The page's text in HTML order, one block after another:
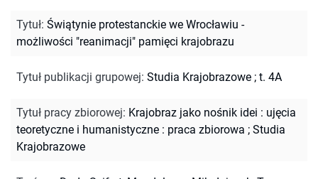
Tytuł: Świątynie protestanckie we Wrocławiu -
możliwości "reanimacji" pamięci krajobrazu
Tytuł publikacji grupowej: Studia Krajobrazowe ; t. 4A
Tytuł pracy zbiorowej: Krajobraz jako nośnik idei : ujęcia
teoretyczne i humanistyczne : praca zbiorowa ; Studia
Krajobrazowe